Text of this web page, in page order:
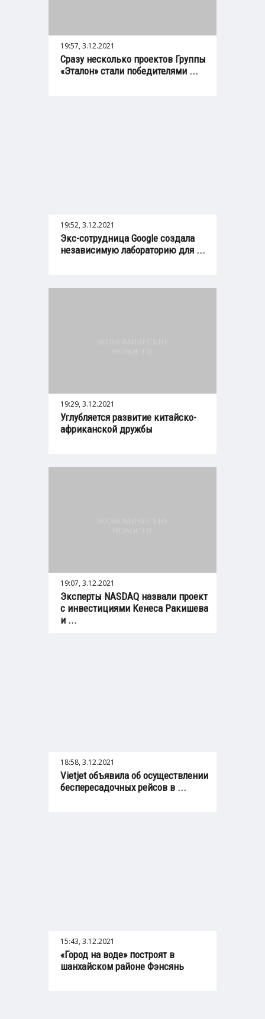
19:57, 3.12.2021
Сразу несколько проектов Группы
«Эталон» стали победителями ...
19:52, 3.12.2021
Экс-сотрудница Google создала
независимую лабораторию для ...
19:29, 3.12.2021
Углубляется развитие китайско-
африканской дружбы
19:07, 3.12.2021
Эксперты NASDAQ назвали проект
с инвестициями Кенеса Ракишева
и ...
18:58, 3.12.2021
Vietjet объявила об осуществлении
беспересадочных рейсов в ...
15:43, 3.12.2021
«Город на воде» построят в
шанхайском районе Фэнсянь